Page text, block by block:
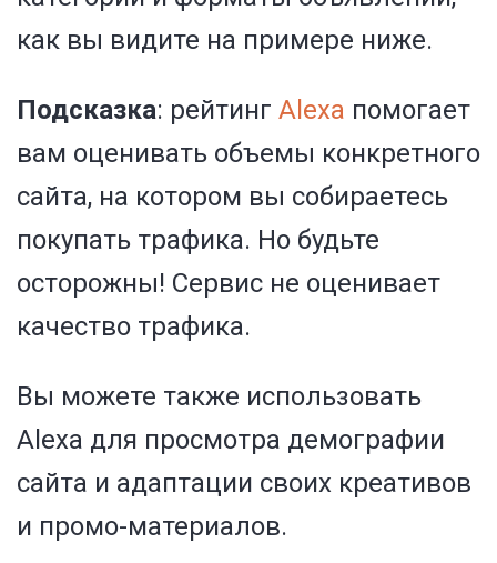
как вы видите на примере ниже.
Подсказка: рейтинг Alexa помогает
вам оценивать объемы конкретного
сайта, на котором вы собираетесь
покупать трафика. Но будьте
осторожны! Сервис не оценивает
качество трафика.
Вы можете также использовать
Alexa для просмотра демографии
сайта и адаптации своих креативов
и промо-материалов.